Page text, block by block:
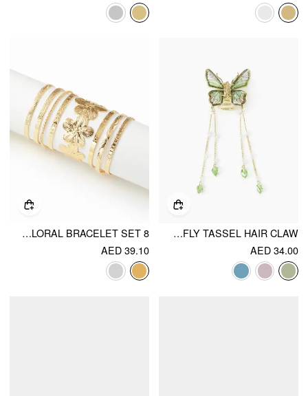
BUTTERFLY TASSEL HAIR CLAW
AED 34.00
8 PCS TWISTED & TEXTURED & FLORAL BRACELET SET
AED 39.10